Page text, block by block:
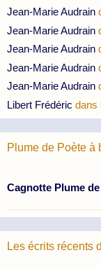
Jean-Marie Audrain
Jean-Marie Audrain
Jean-Marie Audrain
Jean-Marie Audrain
Jean-Marie Audrain
Libert Frédéric dans
Plume de Poète à
Cagnotte Plume
Les écrits récents